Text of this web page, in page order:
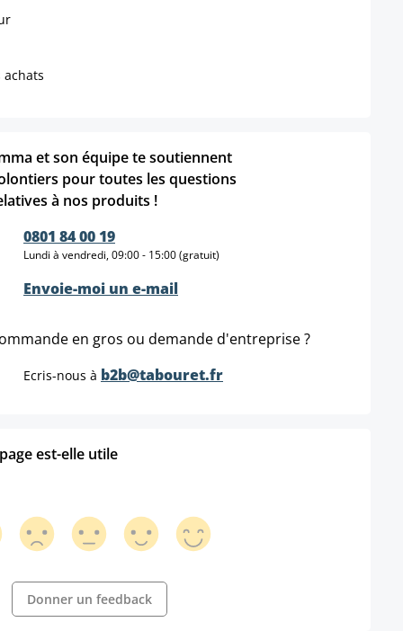
achats
et son équipe te soutiennent
pour toutes les questions
à nos produits !
0801 84 00 19
Lundi à vendredi, 09:00 - 15:00 (gratuit)
Envoie-moi un e-mail
en gros ou demande d'entreprise ?
Ecris-nous à b2b@tabouret.fr
est-elle utile
Donner un feedback